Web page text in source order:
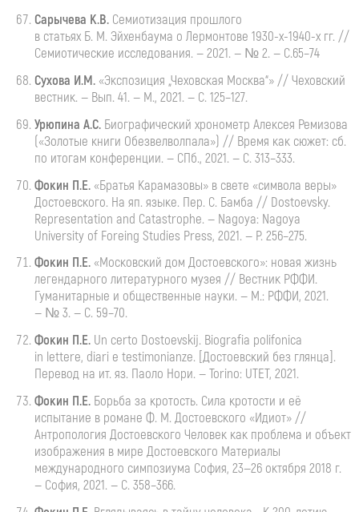
Сарычева К.В. Семиотизация прошлого
в статьях Б. М. Эйхенбаума о Лермонтове 1930-х-1940-х гг. //
Семиотические исследования. — 2021. — № 2. — С.65–74
Сухова И.М. «Экспозиция „Чеховская Москва“» // Чеховский
вестник. — Вып. 41. — М., 2021. — С. 125–127.
Урюпина А.С. Биографический хронометр Алексея Ремизова
(«Золотые книги Обезвелволпала») // Время как сюжет: сб.
по итогам конференции. — СПб., 2021. — С. 313–333.
Фокин П.Е. «Братья Карамазовы» в свете «символа веры»
Достоевского. На яп. языке. Пер. С. Бамба // Dostoevsky.
Representation and Catastrophe. — Nagoya: Nagoya
University of Foreing Studies Press, 2021. — P. 256–275.
Фокин П.Е. «Московский дом Достоевского»: новая жизнь
легендарного литературного музея // Вестник РФФИ.
Гуманитарные и общественные науки. — М.: РФФИ, 2021.
— № 3. — С. 59–70.
Фокин П.Е. Un certo Dostoevskij. Biografia polifonica
in lettere, diari e testimonianze. [Достоевский без глянца].
Перевод на ит. яз. Паоло Нори. — Torino: UTET, 2021.
Фокин П.Е. Борьба за кротость. Сила кротости и её
испытание в романе Ф. М. Достоевского «Идиот» //
Антропология Достоевского Человек как проблема и объект
изображения в мире Достоевского Материалы
международного симпозиума София, 23—26 октября 2018 г.
— София, 2021. — С. 358–366.